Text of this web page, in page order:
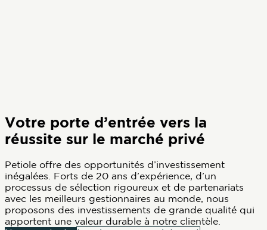
Votre porte d’entrée vers la
réussite sur le marché privé
Petiole offre des opportunités d’investissement
inégalées. Forts de 20 ans d’expérience, d’un
processus de sélection rigoureux et de partenariats
avec les meilleurs gestionnaires au monde, nous
proposons des investissements de grande qualité qui
apportent une valeur durable à notre clientèle.